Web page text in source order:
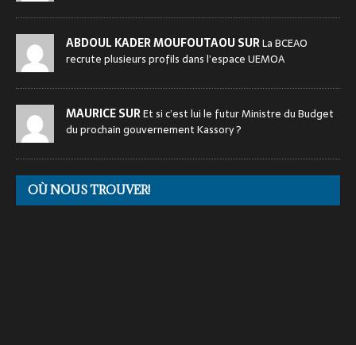
ABDOUL KADER MOUFOUTAOU SURLa BCEAO
recrute plusieurs profils dans l’espace UEMOA
MAURICE SUREt si c’est lui le futur Ministre du Budget
du prochain gouvernement Kassory ?
OÙ NOUS TROUVER!